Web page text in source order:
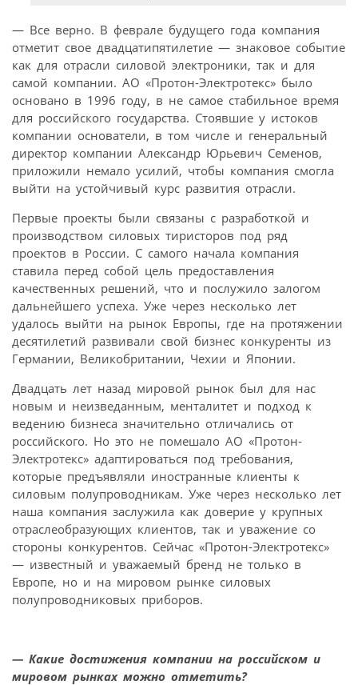
— Все верно. В феврале будущего года компания
отметит свое двадцатипятилетие — знаковое событие
как для отрасли силовой электроники, так и для
самой компании. АО «Протон-Электротекс» было
основано в 1996 году, в не самое стабильное время
для российского государства. Стоявшие у истоков
компании основатели, в том числе и генеральный
директор компании Александр Юрьевич Семенов,
приложили немало усилий, чтобы компания смогла
выйти на устойчивый курс развития отрасли.
Первые проекты были связаны с разработкой и
производством силовых тиристоров под ряд
проектов в России. С самого начала компания
ставила перед собой цель предоставления
качественных решений, что и послужило залогом
дальнейшего успеха. Уже через несколько лет
удалось выйти на рынок Европы, где на протяжении
десятилетий развивали свой бизнес конкуренты из
Германии, Великобритании, Чехии и Японии.
Двадцать лет назад мировой рынок был для нас
новым и неизведанным, менталитет и подход к
ведению бизнеса значительно отличались от
российского. Но это не помешало АО «Протон-
Электротекс» адаптироваться под требования,
которые предъявляли иностранные клиенты к
силовым полупроводникам. Уже через несколько лет
наша компания заслужила как доверие у крупных
отраслеобразующих клиентов, так и уважение со
стороны конкурентов. Сейчас «Протон-Электротекс»
— известный и уважаемый бренд не только в
Европе, но и на мировом рынке силовых
полупроводниковых приборов.
— Какие достижения компании на российском и
мировом рынках можно отметить?